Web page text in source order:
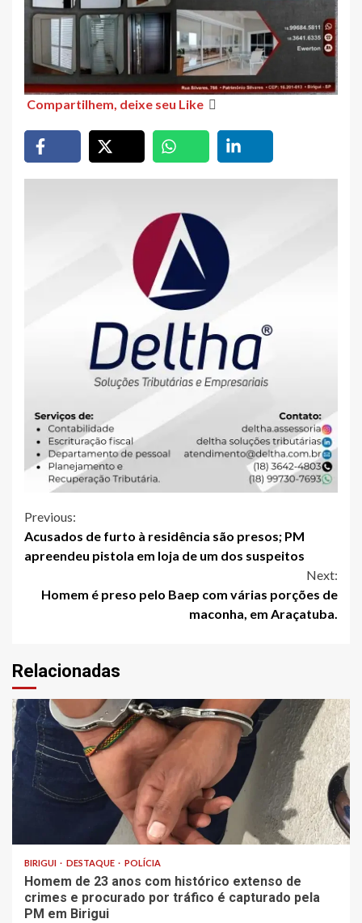
Compartilhem, deixe seu Like 
Continue
Reading
Previous:
Acusados de furto à residência são presos; PM
apreendeu pistola em loja de um dos suspeitos
Next:
Homem é preso pelo Baep com várias porções de
maconha, em Araçatuba.
Relacionadas
BIRIGUI DESTAQUE POLÍCIA
Homem de 23 anos com histórico extenso de
crimes e procurado por tráfico é capturado pela
PM em Birigui